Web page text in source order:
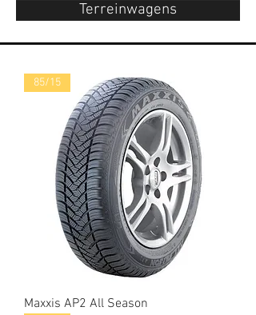
Terreinwagens
85/15
Maxxis AP2 All Season